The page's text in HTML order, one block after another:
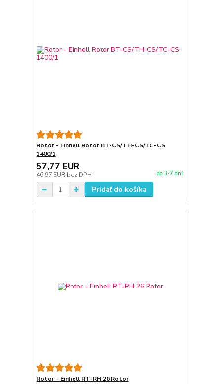
Rotor - Einhell Rotor BT-CS/TH-CS/TC-CS
1400/1
57,77 EUR
46,97 EUR bez DPH do 3-7 dní
Pridať do košíka
Rotor - Einhell RT-RH 26 Rotor